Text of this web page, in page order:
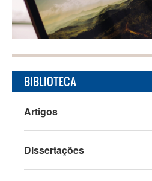
Pular para o conteúdo principal
CURSOS
FOTOS
BIBLIOTECA
Artigos
Dissertações